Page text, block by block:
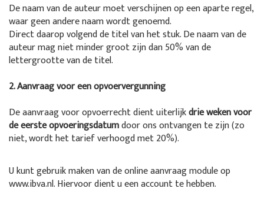
De naam van de auteur moet verschijnen op een aparte regel,
waar geen andere naam wordt genoemd.
Direct daarop volgend de titel van het stuk. De naam van de
auteur mag niet minder groot zijn dan 50% van de
lettergrootte van de titel.
2. Aanvraag voor een opvoervergunning
De aanvraag voor opvoerrecht dient uiterlijkdrie weken voor
de eerste opvoeringsdatumdoor ons ontvangen te zijn (zo
niet, wordt het tarief verhoogd met 20%).
U kunt gebruik maken van de online aanvraag module op
www.ibva.nl. Hiervoor dient u een account te hebben.